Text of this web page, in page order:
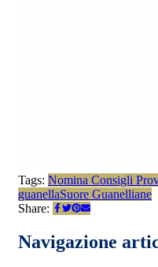
Tags: Nomina Consigli
guanellaSuore Guanelliane
Share:
Navigazione